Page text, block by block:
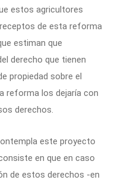
estos agricultores
de esta reforma
estiman que
derecho que tienen
propiedad sobre el
reforma los dejaría con
derechos.
este proyecto
en que en caso
de estos derechos -en